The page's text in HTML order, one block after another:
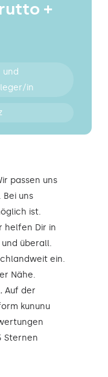
+
und
in
passen uns
Bei uns
ist.
helfen Dir in
überall.
ein.
Nähe.
Auf der
kununu
Sternen